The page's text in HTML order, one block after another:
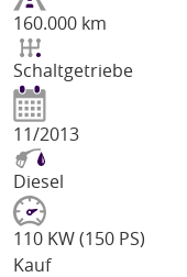
160.000 km
Schaltgetriebe
11/2013
Diesel
110 KW (150 PS)
Kauf